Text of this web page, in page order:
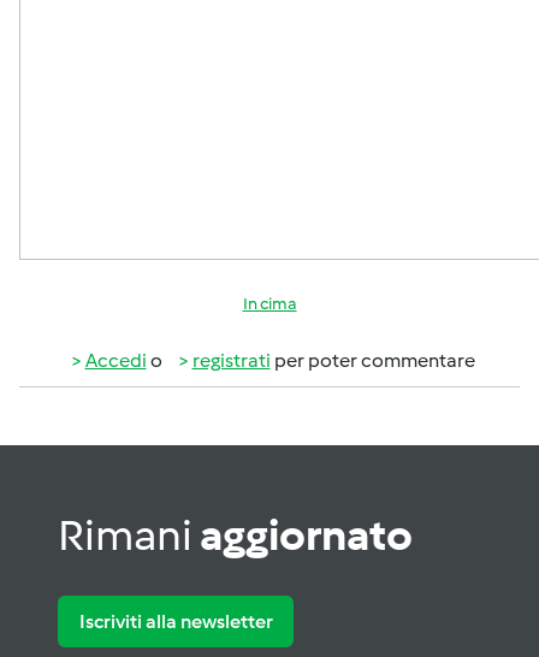
In cima
Accedi o registrati per poter commentare
Rimani aggiornato
Iscriviti alla newsletter